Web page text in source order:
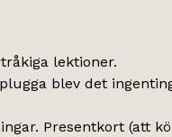
lektioner.
blev det
Presentkort (att